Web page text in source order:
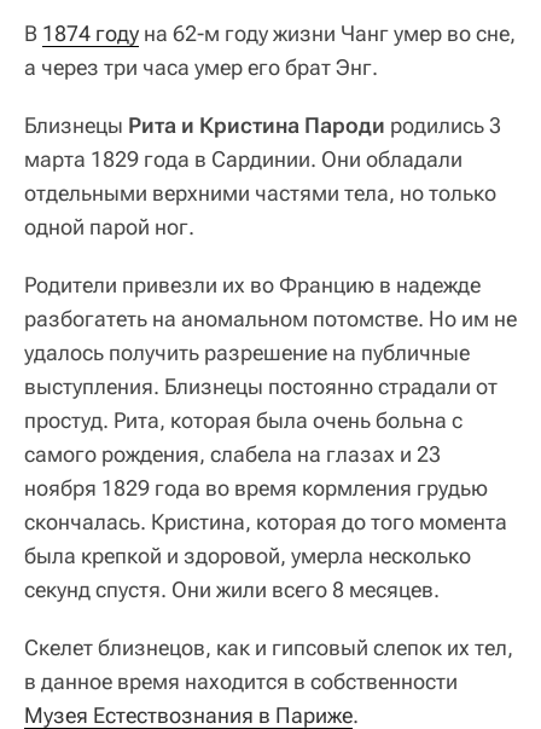
В 1874 году на 62-м году жизни Чанг умер во сне,
а через три часа умер его брат Энг.
Близнецы Рита и Кристина Пароди родились 3
марта 1829 года в Сардинии. Они обладали
отдельными верхними частями тела, но только
одной парой ног.
Родители привезли их во Францию в надежде
разбогатеть на аномальном потомстве. Но им не
удалось получить разрешение на публичные
выступления. Близнецы постоянно страдали от
простуд. Рита, которая была очень больна с
самого рождения, слабела на глазах и 23
ноября 1829 года во время кормления грудью
скончалась. Кристина, которая до того момента
была крепкой и здоровой, умерла несколько
секунд спустя. Они жили всего 8 месяцев.
Скелет близнецов, как и гипсовый слепок их тел,
в данное время находится в собственности
Музея Естествознания в Париже.